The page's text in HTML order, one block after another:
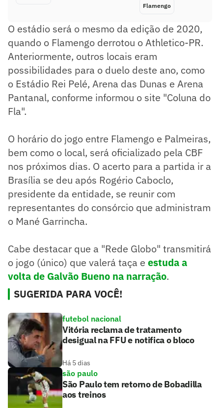
Flamengo
O estádio será o mesmo da edição de 2020,
quando o Flamengo derrotou o Athletico-PR.
Anteriormente, outros locais eram
possibilidades para o duelo deste ano, como
o Estádio Rei Pelé, Arena das Dunas e Arena
Pantanal, conforme informou o site "Coluna do
Fla".
O horário do jogo entre Flamengo e Palmeiras,
bem como o local, será oficializado pela CBF
nos próximos dias. O acerto para a partida ir a
Brasília se deu após Rogério Caboclo,
presidente da entidade, se reunir com
representantes do consórcio que administram
o Mané Garrincha.
Cabe destacar que a "Rede Globo" transmitirá
o jogo (único) que valerá taça e estuda a
volta de Galvão Bueno na narração.
SUGERIDA PARA VOCÊ!
futebol nacional
Vitória reclama de tratamento
desigual na FFU e notifica o bloco
Há 5 dias
são paulo
São Paulo tem retorno de Bobadilla
aos treinos